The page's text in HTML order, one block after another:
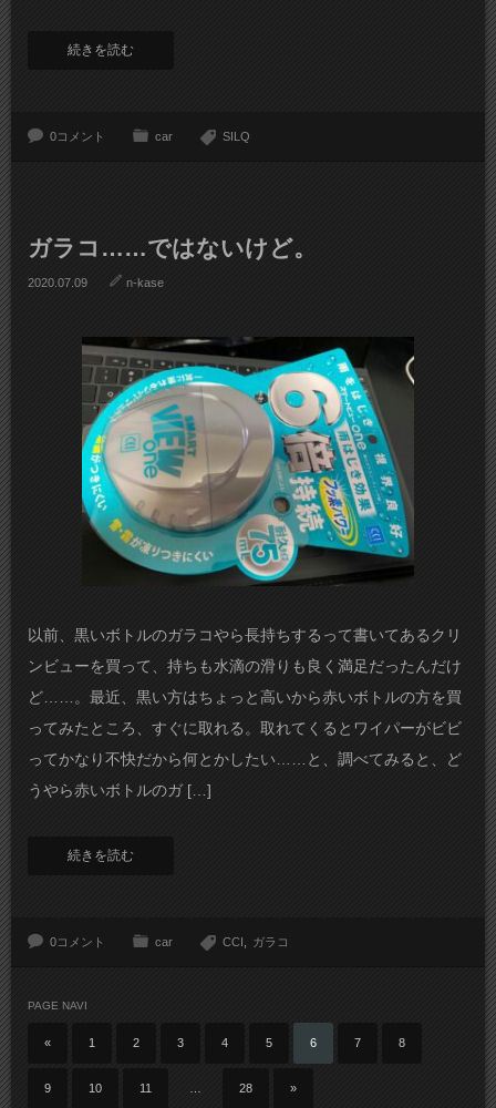
続きを読む
0コメント car SILQ
ガラコ……ではないけど。
2020.07.09 n-kase
以前、黒いボトルのガラコやら長持ちするって書いてあるクリ
ンビューを買って、持ちも水滴の滑りも良く満足だったんだけ
ど……。最近、黒い方はちょっと高いから赤いボトルの方を買
ってみたところ、すぐに取れる。取れてくるとワイパーがビビ
ってかなり不快だから何とかしたい……と、調べてみると、ど
うやら赤いボトルのガ […]
続きを読む
0コメント car CCI ガラコ
PAGE NAVI
« 1 2 3 4 5 6 7 8
9 10 11 28 »